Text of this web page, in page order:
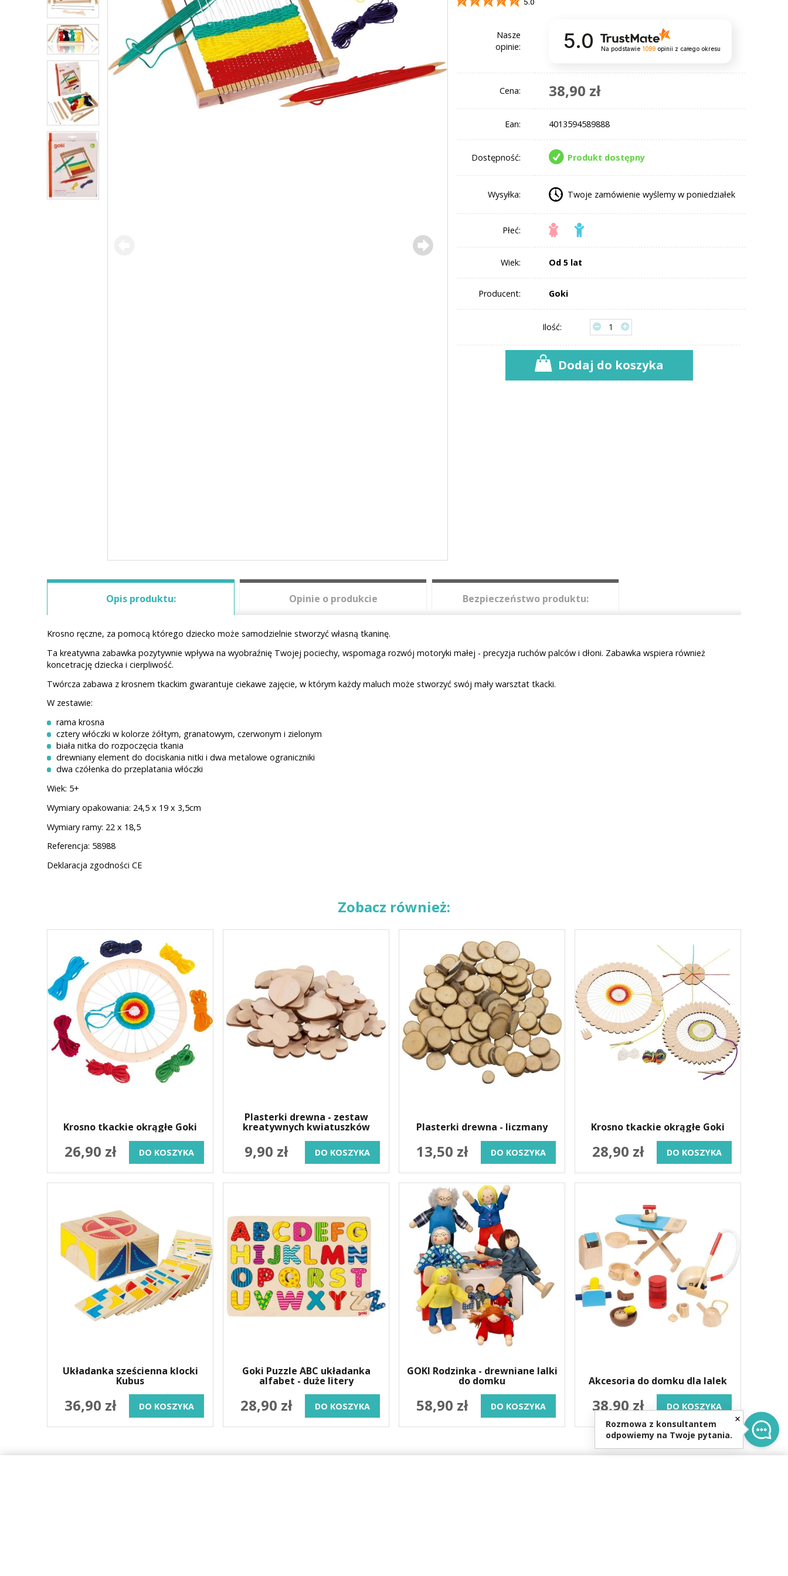
5.0
Nasze
opinie:
5.0 Na podstawie 1099opinii z całego okresu
Cena: 38,90 zł
Ean: 4013594589888
Dostępność: Produkt dostępny
Wysyłka: Twoje zamówienie wyślemy w poniedziałek
Płeć:
Wiek: Od 5 lat
Producent: Goki
Ilość:
Dodaj do koszyka
Opis produktu: Opinie o produkcie Bezpieczeństwo produktu:
Krosno ręczne, za pomocą którego dziecko może samodzielnie stworzyć własną tkaninę.
Ta kreatywna zabawka pozytywnie wpływa na wyobraźnię Twojej pociechy, wspomaga rozwój motoryki małej - precyzja ruchów palców i dłoni. Zabawka wspiera również
koncetrację dziecka i cierpliwość.
Twórcza zabawa z krosnem tkackim gwarantuje ciekawe zajęcie, w którym każdy maluch może stworzyć swój mały warsztat tkacki.
W zestawie:
rama krosna
cztery włóczki w kolorze żółtym, granatowym, czerwonym i zielonym
biała nitka do rozpoczęcia tkania
drewniany element do dociskania nitki i dwa metalowe ograniczniki
dwa czółenka do przeplatania włóczki
Wiek: 5+
Wymiary opakowania: 24,5 x 19 x 3,5cm
Wymiary ramy: 22 x 18,5
Referencja: 58988
Deklaracja zgodności CE
Zobacz również:
Krosno tkackie okrągłe Goki
26,90 zł DO KOSZYKA
Plasterki drewna - zestaw
kreatywnych kwiatuszków
9,90 zł DO KOSZYKA
Plasterki drewna - liczmany
13,50 zł DO KOSZYKA
Krosno tkackie okrągłe Goki
28,90 zł DO KOSZYKA
Układanka sześcienna klocki
Kubus
36,90 zł DO KOSZYKA
Goki Puzzle ABC układanka
alfabet - duże litery
28,90 zł DO KOSZYKA
GOKI Rodzinka - drewniane lalki
do domku
58,90 zł DO KOSZYKA
Akcesoria do domku dla lalek
38,90 zł DO KOSZYKA
Rozmowa z konsultantem
odpowiemy na Twoje pytania.